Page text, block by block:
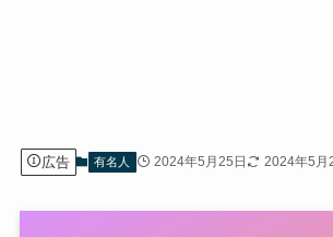
広告 有名人 2024年5月25日 2024年5月